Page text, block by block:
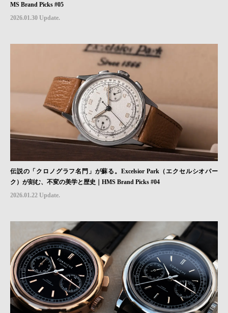
MS Brand Picks #05
2026.01.30 Update.
伝説の「クロノグラフ名門」が蘇る。Excelsior Park（エクセルシオパー
ク）が刻む、不変の美学と歴史｜HMS Brand Picks #04
2026.01.22 Update.